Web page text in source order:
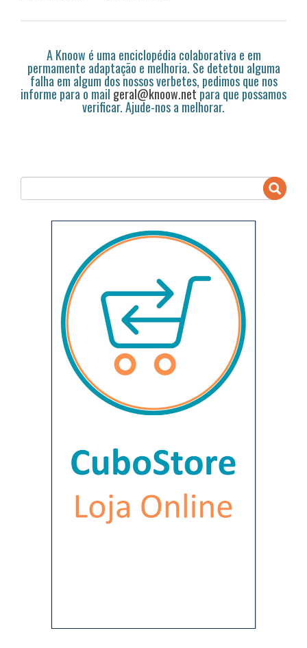
A Knoow é uma enciclopédia colaborativa e em
permamente adaptação e melhoria. Se detetou alguma
falha em algum dos nossos verbetes, pedimos que nos
informe para o mail geral@knoow.netpara que possamos
verificar. Ajude-nos a melhorar.